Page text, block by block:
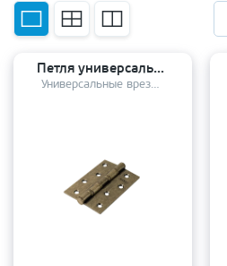
Петля универсальная Pallini PH-3 100*70*3 4BB MOB состаренная бронза
Универсальные врезные петли